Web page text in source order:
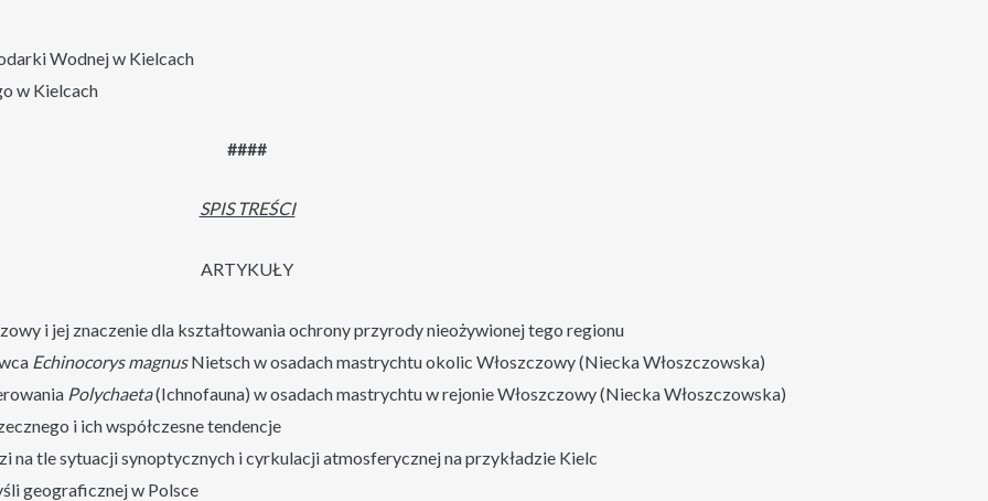
Wodnej w Kielcach
w Kielcach
####
SPIS TREŚCI
ARTYKUŁY
i jej znaczenie dla kształtowania ochrony przyrody nieożywionej tego regionu
Echinocorys magnusNietsch w osadach mastrychtu okolic Włoszczowy (Niecka Włoszczowska)
Polychaeta(Ichnofauna) w osadach mastrychtu w rejonie Włoszczowy (Niecka Włoszczowska)
i ich współczesne tendencje
na tle sytuacji synoptycznych i cyrkulacji atmosferycznej na przykładzie Kielc
geograficznej w Polsce